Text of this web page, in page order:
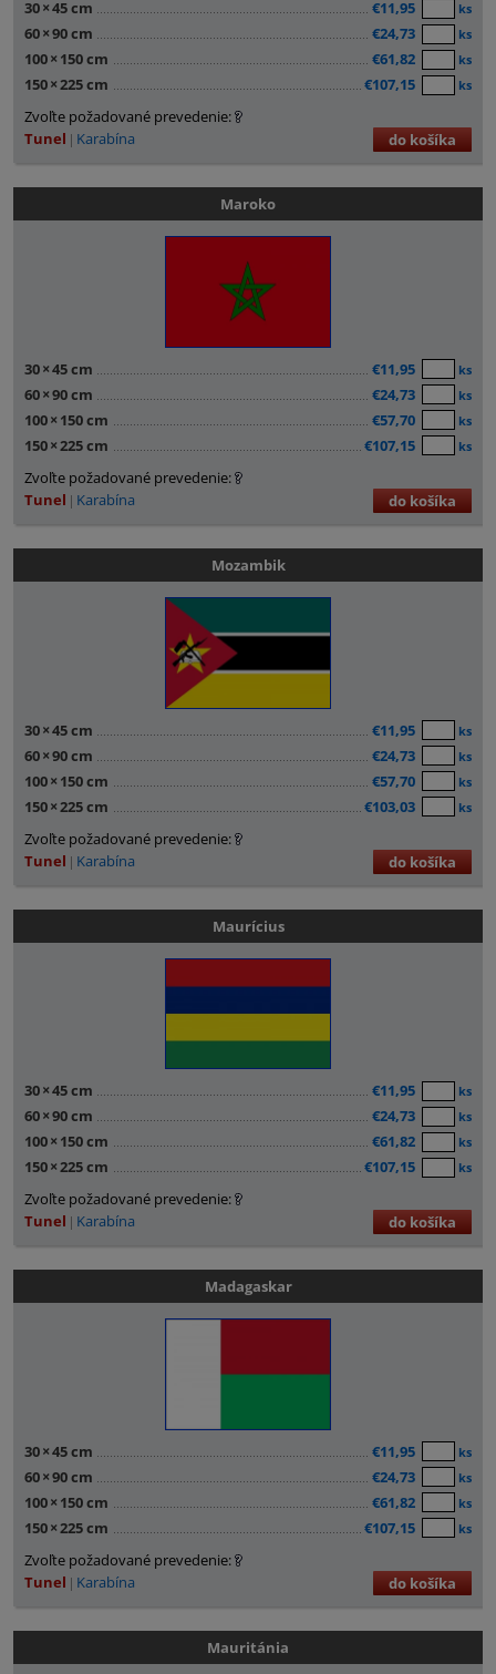
30×45 cm €11,95 ks
60×90 cm €24,73 ks
100× 150 cm €61,82 ks
150×225 cm €107,15 ks
Zvoľte požadované prevedenie:
Tunel
Karabína do košíka
Maroko
30×45 cm €11,95 ks
60×90 cm €24,73 ks
100× 150 cm €57,70 ks
150×225 cm €107,15 ks
Zvoľte požadované prevedenie:
Tunel
Karabína do košíka
Mozambik
30×45 cm €11,95 ks
60×90 cm €24,73 ks
100× 150 cm €57,70 ks
150×225 cm €103,03 ks
Zvoľte požadované prevedenie:
Tunel
Karabína do košíka
Maurícius
30×45 cm €11,95 ks
60×90 cm €24,73 ks
100× 150 cm €61,82 ks
150×225 cm €107,15 ks
Zvoľte požadované prevedenie:
Tunel
Karabína do košíka
Madagaskar
30×45 cm €11,95 ks
60×90 cm €24,73 ks
100× 150 cm €61,82 ks
150×225 cm €107,15 ks
Zvoľte požadované prevedenie:
Tunel
Karabína do košíka
Mauritánia